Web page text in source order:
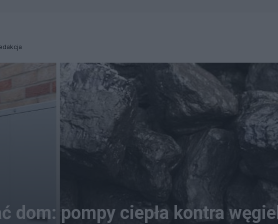
dom: pompy ciepła kontra węgiel